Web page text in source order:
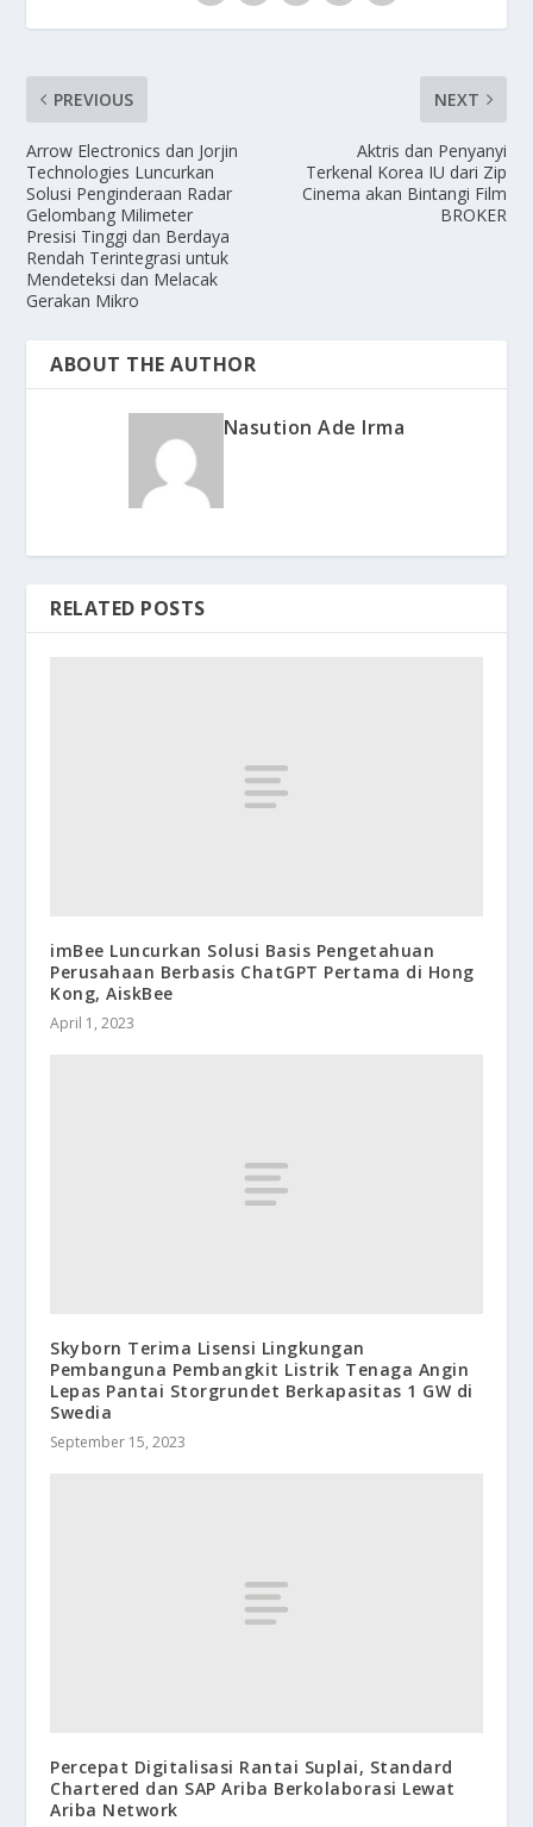
PREVIOUS
Arrow Electronics dan Jorjin
Technologies Luncurkan
Solusi Penginderaan Radar
Gelombang Milimeter
Presisi Tinggi dan Berdaya
Rendah Terintegrasi untuk
Mendeteksi dan Melacak
Gerakan Mikro
NEXT
Aktris dan Penyanyi
Terkenal Korea IU dari Zip
Cinema akan Bintangi Film
BROKER
ABOUT THE AUTHOR
Nasution Ade Irma
RELATED POSTS
imBee Luncurkan Solusi Basis Pengetahuan
Perusahaan Berbasis ChatGPT Pertama di Hong
Kong, AiskBee
April 1, 2023
Skyborn Terima Lisensi Lingkungan
Pembanguna Pembangkit Listrik Tenaga Angin
Lepas Pantai Storgrundet Berkapasitas 1 GW di
Swedia
September 15, 2023
Percepat Digitalisasi Rantai Suplai, Standard
Chartered dan SAP Ariba Berkolaborasi Lewat
Ariba Network